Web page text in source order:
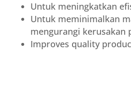
Untuk meningkatkan
Untuk meminimalkan
mengurangi kerusakan
Improves quality